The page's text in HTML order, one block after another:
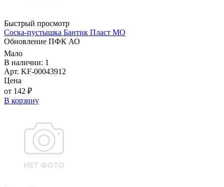
Быстрый просмотр
Соска-пустышка Бантик Пласт МО
Обновление ПФК АО
Мало
В наличии: 1
Арт. KF-00043912
Цена
от 142 ₽
В корзину